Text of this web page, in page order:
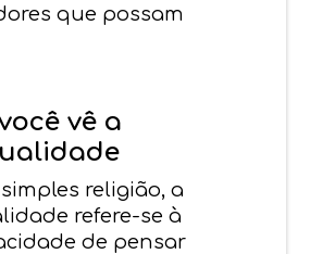
que possam
vê a
religião, a
refere-se à
de pensar